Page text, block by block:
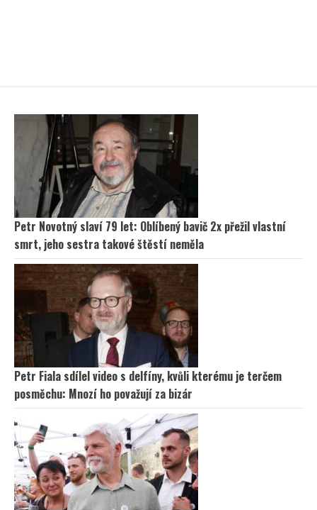
Petr Novotný slaví 79 let: Oblíbený bavič 2x přežil vlastní
smrt, jeho sestra takové štěstí neměla
Petr Fiala sdílel video s delfíny, kvůli kterému je terčem
posměchu: Mnozí ho považují za bizár